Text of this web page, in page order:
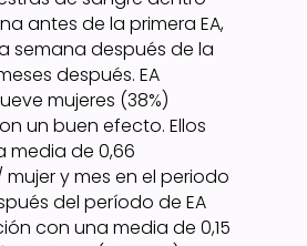
antes de la primera EA,
semana después de la
después. EA
mujeres (38%)
un buen efecto. Ellos
media de 0,66
y mes en el periodo
del período de EA
con una media de 0,15